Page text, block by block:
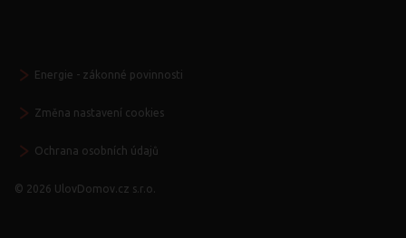
Energie - zákonné povinnosti
Změna nastavení cookies
Ochrana osobních údajů
© 2026 UlovDomov.cz s.r.o.